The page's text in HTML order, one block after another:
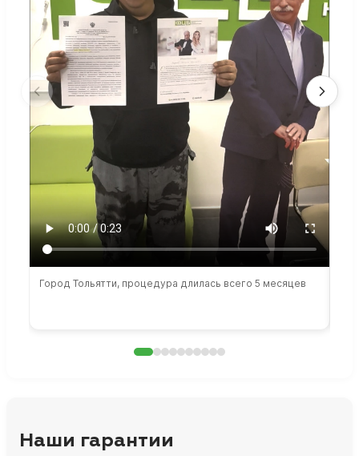
Город Тольятти, процедура длилась всего 5 месяцев
Наши гарантии